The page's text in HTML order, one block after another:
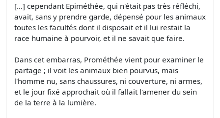
[...] cependant Epiméthée, qui n'était pas très réfléchi,
avait, sans y prendre garde, dépensé pour les animaux
toutes les facultés dont il disposait et il lui restait la
race humaine à pourvoir, et il ne savait que faire.
Dans cet embarras, Prométhée vient pour examiner le
partage ; il voit les animaux bien pourvus, mais
l'homme nu, sans chaussures, ni couverture, ni armes,
et le jour fixé approchait où il fallait l'amener du sein
de la terre à la lumière.